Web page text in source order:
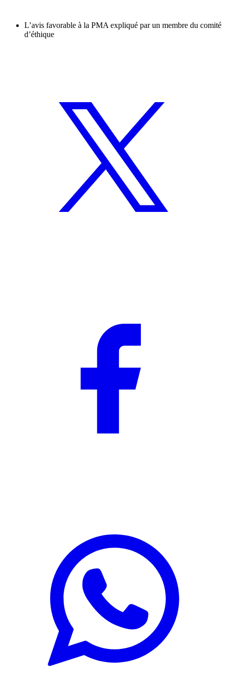
L’avis favorable à la PMA expliqué par un membre du comité
d’éthique